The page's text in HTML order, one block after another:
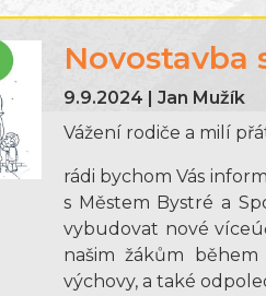
Novostavba
9.9.2024 | Jan Mužík
Vážení rodiče a milí
rádi bychom Vás
s Městem Bystré a
vybudovat nové
našim žákům
výchovy, a také